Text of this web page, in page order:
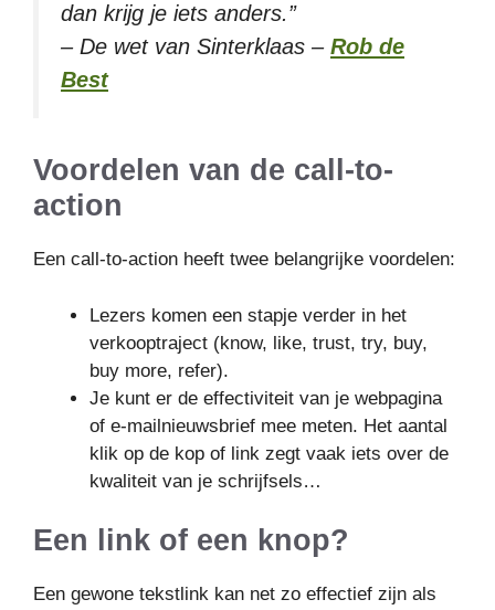
dan krijg je iets anders.”
– De wet van Sinterklaas – Rob de
Best
Voordelen van de call-to-
action
Een call-to-action heeft twee belangrijke voordelen:
Lezers komen een stapje verder in het
verkooptraject (know, like, trust, try, buy,
buy more, refer).
Je kunt er de effectiviteit van je webpagina
of e-mailnieuwsbrief mee meten. Het aantal
klik op de kop of link zegt vaak iets over de
kwaliteit van je schrijfsels…
Een link of een knop?
Een gewone tekstlink kan net zo effectief zijn als